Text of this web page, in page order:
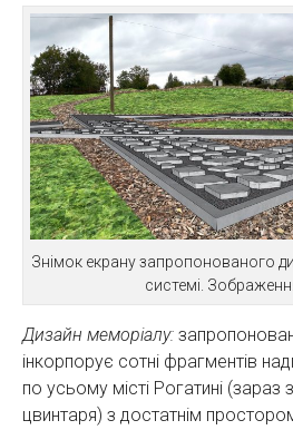
Знімок екрану запропонованого
системі.
Дизайн меморіалу:
інкорпорує сотні фрагментів
по усьому місті Рогатині (зараз
цвинтаря) з достатнім